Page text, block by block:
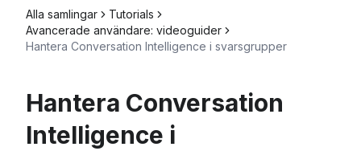
Alla samlingar
Tutorials
Avancerade användare: videoguider
Hantera Conversation Intelligence i svarsgrupper
Hantera Conversation
Intelligence i